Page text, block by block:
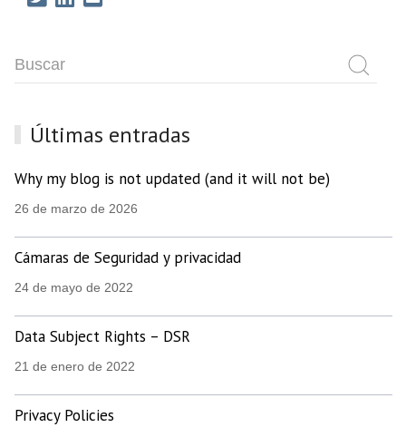
Últimas entradas
Why my blog is not updated (and it will not be)
26 de marzo de 2026
Cámaras de Seguridad y privacidad
24 de mayo de 2022
Data Subject Rights – DSR
21 de enero de 2022
Privacy Policies